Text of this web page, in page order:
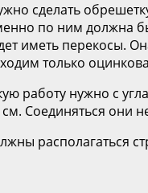
сделать
по ним должна
иметь перекосы.
только
работу нужно с
Соединяться они
располагаться